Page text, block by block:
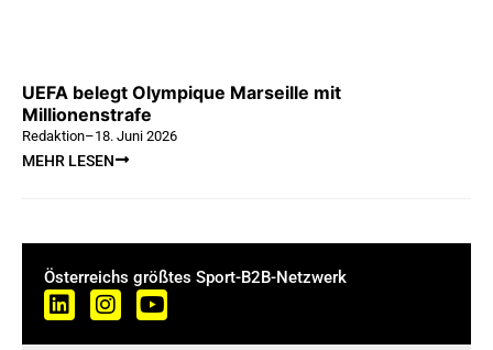
UEFA belegt Olympique Marseille mit
Millionenstrafe
Redaktion–18. Juni 2026
MEHR LESEN
Österreichs größtes Sport-B2B-Netzwerk